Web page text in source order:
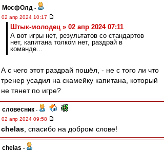
МосфОлд -
02 апр 2024 10:17
Штык-молодец » 02 апр 2024 07:11
А вот игры нет, результатов со стандартов
нет, капитана толком нет, раздрай в
команде...
А с чего этот раздрай пошёл, - не с того ли что
тренер усадил на скамейку капитана, который
не тянет по игре?
словесник -
02 апр 2024 09:58
chelas , спасибо на добром слове!
chelas -